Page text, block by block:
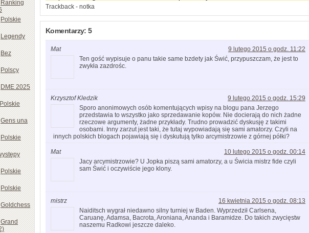
Ranking
Polskie
Legendy
Bez
Polscy
DME 2025
Polskie
Gens una
Polskie
Polskie
Polskie
Goldchess
Grand
Trackback - notka
Komentarzy: 5
Mat
9 lutego 2015 o godz. 11:22
Ten gość wypisuje o panu takie same bzdety jak Świć, przypuszczam, że jest to
zwykła zazdrośc.
Krzysztof Kledzik
9 lutego 2015 o godz. 15:29
Sporo anonimowych osób komentujących wpisy na blogu pana Jerzego
przedstawia to wszystko jako sprzedawanie kopów. Nie docierają do nich żadne
rzeczowe argumenty, żadne przykłady. Trudno prowadzić dyskusję z takimi
osobami. Inny zarzut jest taki, że tutaj wypowiadają się sami amatorzy. Czyli na
innych polskich blogach pojawiają się i dyskutują tylko arcymistrzowie z górnej półki?
Mat
10 lutego 2015 o godz. 00:14
Jacy arcymistrzowie? U Jopka piszą sami amatorzy, a u Świcia mistrz fide czyli
sam Świć i oczywiście jego klony.
mistrz
16 kwietnia 2015 o godz. 08:13
Naiditsch wygrał niedawno silny turniej w Baden. Wyprzedził Carlsena,
Caruanę, Adamsa, Bacrota, Aroniana, Ananda i Baramidze. Do takich zwycięstw
naszemu Radkowi jeszcze daleko.